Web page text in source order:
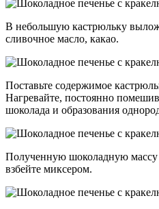
В небольшую кастрюльку
сливочное масло, какао.
Поставьте содержимое
Нагревайте, постоянно
шоколада и образования
Полученную шоколадную
взбейте миксером.